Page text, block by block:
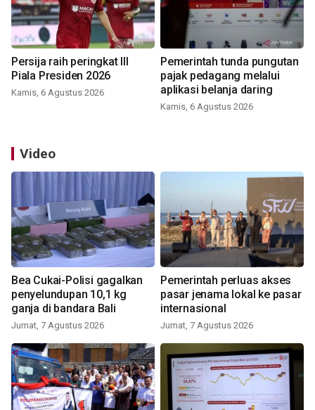
Persija raih peringkat III
Piala Presiden 2026
Kamis, 6 Agustus 2026
Pemerintah tunda pungutan
pajak pedagang melalui
aplikasi belanja daring
Kamis, 6 Agustus 2026
Video
Bea Cukai-Polisi gagalkan
penyelundupan 10,1 kg
ganja di bandara Bali
Jumat, 7 Agustus 2026
Pemerintah perluas akses
pasar jenama lokal ke pasar
internasional
Jumat, 7 Agustus 2026